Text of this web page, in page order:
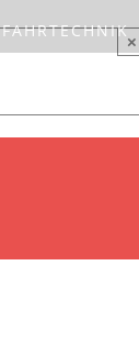
FAHRTECHNIK
×